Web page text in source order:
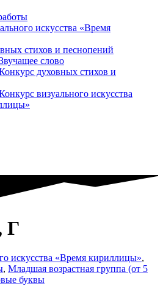
искусства «Время
стихов и песнопений
слово
духовных стихов и
визуального искусства
Г
искусства «Время кириллицы»,
, Младшая возрастная группа (от 5
буквы